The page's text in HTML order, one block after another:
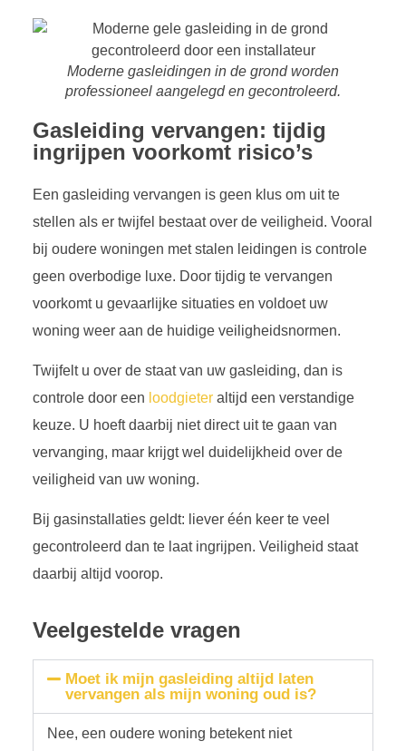
Moderne gasleidingen in de grond worden
professioneel aangelegd en gecontroleerd.
Gasleiding vervangen: tijdig
ingrijpen voorkomt risico’s
Een gasleiding vervangen is geen klus om uit te
stellen als er twijfel bestaat over de veiligheid. Vooral
bij oudere woningen met stalen leidingen is controle
geen overbodige luxe. Door tijdig te vervangen
voorkomt u gevaarlijke situaties en voldoet uw
woning weer aan de huidige veiligheidsnormen.
Twijfelt u over de staat van uw gasleiding, dan is
controle door een loodgieter altijd een verstandige
keuze. U hoeft daarbij niet direct uit te gaan van
vervanging, maar krijgt wel duidelijkheid over de
veiligheid van uw woning.
Bij gasinstallaties geldt: liever één keer te veel
gecontroleerd dan te laat ingrijpen. Veiligheid staat
daarbij altijd voorop.
Veelgestelde vragen
Moet ik mijn gasleiding altijd laten
vervangen als mijn woning oud is?
Nee, een oudere woning betekent niet